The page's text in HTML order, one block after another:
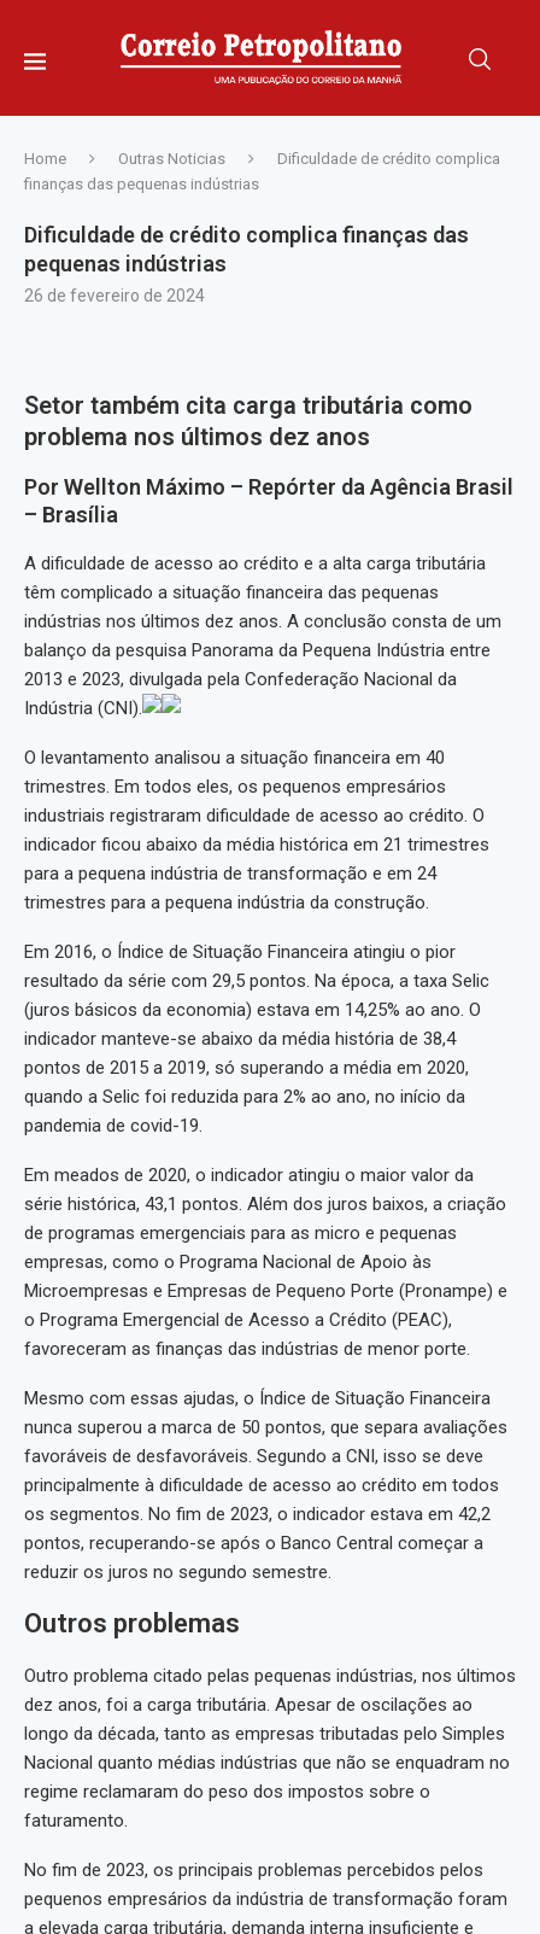
Home Outras Noticias
Dificuldade de crédito complica
finanças das pequenas indústrias
Dificuldade de crédito complica finanças das
pequenas indústrias
26 de fevereiro de 2024
Setor também cita carga tributária como
problema nos últimos dez anos
Por Wellton Máximo – Repórter da Agência Brasil
– Brasília
A dificuldade de acesso ao crédito e a alta carga tributária
têm complicado a situação financeira das pequenas
indústrias nos últimos dez anos. A conclusão consta de um
balanço da pesquisa Panorama da Pequena Indústria entre
2013 e 2023, divulgada pela Confederação Nacional da
Indústria (CNI).
O levantamento analisou a situação financeira em 40
trimestres. Em todos eles, os pequenos empresários
industriais registraram dificuldade de acesso ao crédito. O
indicador ficou abaixo da média histórica em 21 trimestres
para a pequena indústria de transformação e em 24
trimestres para a pequena indústria da construção.
Em 2016, o Índice de Situação Financeira atingiu o pior
resultado da série com 29,5 pontos. Na época, a taxa Selic
(juros básicos da economia) estava em 14,25% ao ano. O
indicador manteve-se abaixo da média história de 38,4
pontos de 2015 a 2019, só superando a média em 2020,
quando a Selic foi reduzida para 2% ao ano, no início da
pandemia de covid-19.
Em meados de 2020, o indicador atingiu o maior valor da
série histórica, 43,1 pontos. Além dos juros baixos, a criação
de programas emergenciais para as micro e pequenas
empresas, como o Programa Nacional de Apoio às
Microempresas e Empresas de Pequeno Porte (Pronampe) e
o Programa Emergencial de Acesso a Crédito (PEAC),
favoreceram as finanças das indústrias de menor porte.
Mesmo com essas ajudas, o Índice de Situação Financeira
nunca superou a marca de 50 pontos, que separa avaliações
favoráveis de desfavoráveis. Segundo a CNI, isso se deve
principalmente à dificuldade de acesso ao crédito em todos
os segmentos. No fim de 2023, o indicador estava em 42,2
pontos, recuperando-se após o Banco Central começar a
reduzir os juros no segundo semestre.
Outros problemas
Outro problema citado pelas pequenas indústrias, nos últimos
dez anos, foi a carga tributária. Apesar de oscilações ao
longo da década, tanto as empresas tributadas pelo Simples
Nacional quanto médias indústrias que não se enquadram no
regime reclamaram do peso dos impostos sobre o
faturamento.
No fim de 2023, os principais problemas percebidos pelos
pequenos empresários da indústria de transformação foram
a elevada carga tributária, demanda interna insuficiente e